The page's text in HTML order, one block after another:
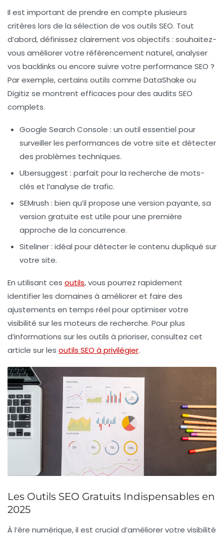
Il est important de prendre en compte plusieurs
critères lors de la sélection de vos outils SEO. Tout
d’abord, définissez clairement vos objectifs : souhaitez-
vous améliorer votre référencement naturel, analyser
vos backlinks ou encore suivre votre performance SEO ?
Par exemple, certains outils comme DataShake ou
Digitiz se montrent efficaces pour des audits SEO
complets.
Google Search Console : un outil essentiel pour
surveiller les performances de votre site et détecter
des problèmes techniques.
Ubersuggest : parfait pour la recherche de mots-
clés et l’analyse de trafic.
SEMrush : bien qu’il propose une version payante, sa
version gratuite est utile pour une première
approche de la concurrence.
Siteliner: idéal pour détecter le contenu dupliqué sur
votre site.
En utilisant ces outils, vous pourrez rapidement
identifier les domaines à améliorer et faire des
ajustements en temps réel pour optimiser votre
visibilité sur les moteurs de recherche. Pour plus
d’informations sur les outils à prioriser, consultez cet
article sur les outils SEO à privilégier.
Les Outils SEO Gratuits Indispensables en
2025
À l’ère numérique, il est crucial d’améliorer votre visibilité